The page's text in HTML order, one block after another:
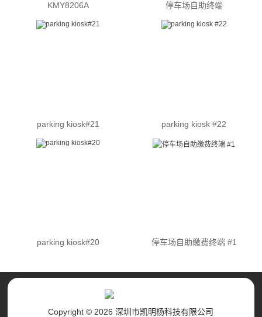
KMY8206A 停车场自助终端
parking kiosk#21 parking kiosk #22
parking kiosk#20 停车场自助缴费终端 #1
Copyright © 2026 深圳市凯明杨科技有限公司